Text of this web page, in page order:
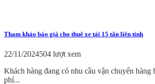
Tham khảo báo giá cho thuê xe tải 15 tấn liên tỉnh
22/11/2024504 lượt xem
Khách hàng đang có nhu cầu vận chuyển hàng
phí...